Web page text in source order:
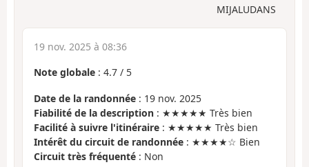
MIJALUDANS
19 nov. 2025 à 08:36
Note globale : 4.7 / 5
Date de la randonnée : 19 nov. 2025
Fiabilité de la description : ★★★★★ Très bien
Facilité à suivre l'itinéraire : ★★★★★ Très bien
Intérêt du circuit de randonnée : ★★★★☆ Bien
Circuit très fréquenté : Non